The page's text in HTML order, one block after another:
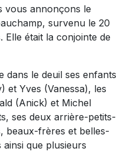
vous annonçons le
survenu le 20
Elle était la conjointe de
dans le deuil ses enfants
et Yves (Vanessa), les
(Anick) et Michel
ses deux arrière-petits-
beaux-frères et belles-
que plusieurs